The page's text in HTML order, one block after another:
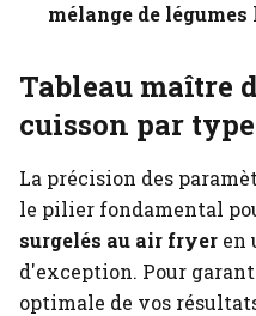
mélange de légumes
Tableau maître
cuisson par
La précision des
le pilier fondamental
surgelés au air fryer en
d'exception. Pour
optimale de vos